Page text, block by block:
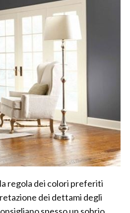
regola dei colori preferiti
dei dettami degli